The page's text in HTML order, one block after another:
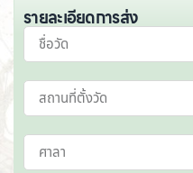
รายละเอียดการส่ง